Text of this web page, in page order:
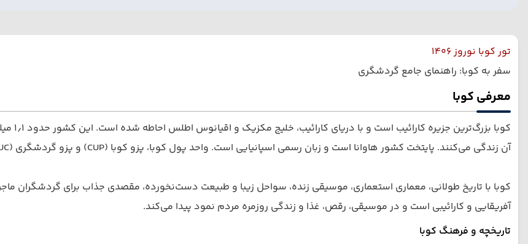
تور کوبا نوروز 1406
سفر به کوبا: راهنمای جامع گردشگری
معرفی کوبا
آن زندگی می‌کنند. پایتخت کشور هاوانا است و زبان رسمی اسپانیایی است. واحد پول کوبا، پزو کوبا (CUP) و پزو گردشگری (CUC) است.
کوبا با تاریخ طولانی، معماری استعماری، موسیقی زنده، سواحل زیبا و طبیعت دست‌نخورده، مقصدی جذاب برای گردشگران
آفریقایی و کارائیبی است و در موسیقی، رقص، غذا و زندگی روزمره مردم نمود پیدا می‌کند.
تاریخچه و فرهنگ کوبا